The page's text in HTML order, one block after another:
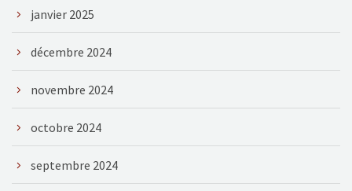
janvier 2025
décembre 2024
novembre 2024
octobre 2024
septembre 2024